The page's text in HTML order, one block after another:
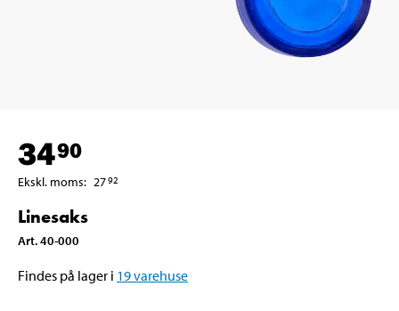
3490
Ekskl. moms: 2792
Linesaks
Art.40-000
Findes på lager i 19varehuse